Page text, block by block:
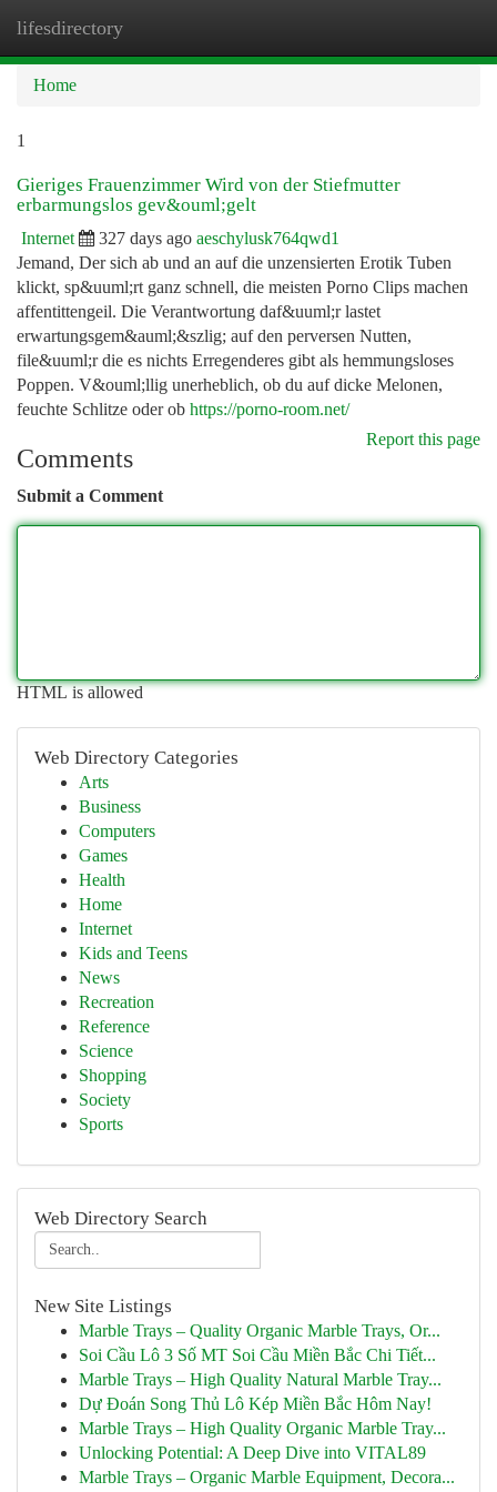
lifesdirectory
Home
1
Gieriges Frauenzimmer Wird von der Stiefmutter
erbarmungslos gev&ouml;gelt
Internet 327 days ago aeschylusk764qwd1
Jemand, Der sich ab und an auf die unzensierten Erotik Tuben
klickt, sp&uuml;rt ganz schnell, die meisten Porno Clips machen
affentittengeil. Die Verantwortung daf&uuml;r lastet
erwartungsgem&auml;&szlig; auf den perversen Nutten,
file&uuml;r die es nichts Erregenderes gibt als hemmungsloses
Poppen. V&ouml;llig unerheblich, ob du auf dicke Melonen,
feuchte Schlitze oder ob https://porno-room.net/
Report this page
Comments
Submit a Comment
HTML is allowed
Web Directory Categories
Arts
Business
Computers
Games
Health
Home
Internet
Kids and Teens
News
Recreation
Reference
Science
Shopping
Society
Sports
Web Directory Search
New Site Listings
Marble Trays – Quality Organic Marble Trays, Or...
Soi Cầu Lô 3 Số MT Soi Cầu Miền Bắc Chi Tiết...
Marble Trays – High Quality Natural Marble Tray...
Dự Đoán Song Thủ Lô Kép Miền Bắc Hôm Nay!
Marble Trays – High Quality Organic Marble Tray...
Unlocking Potential: A Deep Dive into VITAL89
Marble Trays – Organic Marble Equipment, Decora...